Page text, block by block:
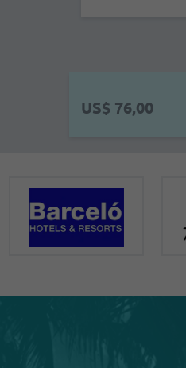
US$ 76,00